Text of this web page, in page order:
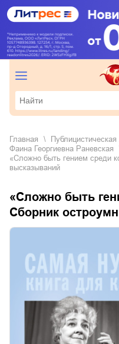
Главная
Фаина Георгиевна Раневская
«Сложно быть гением среди
высказываний
«Сложно быть
Сборник